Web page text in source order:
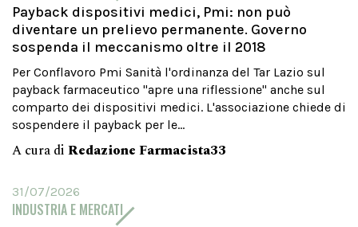
Payback dispositivi medici, Pmi: non può
diventare un prelievo permanente. Governo
sospenda il meccanismo oltre il 2018
Per Conflavoro Pmi Sanità l'ordinanza del Tar Lazio sul
payback farmaceutico "apre una riflessione" anche sul
comparto dei dispositivi medici. L'associazione chiede di
sospendere il payback per le...
A cura di Redazione Farmacista33
31/07/2026
INDUSTRIA E MERCATI